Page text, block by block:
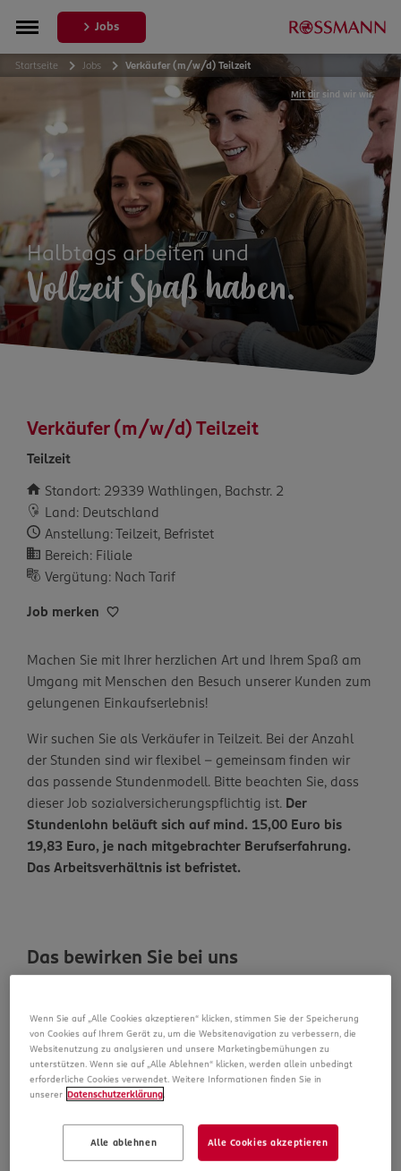
Jobs
Startseite Jobs Verkäufer (m/w/d) Teilzeit
Mit dir sind wir wir.
Halbtags arbeiten und
Vollzeit Spaß haben.
Verkäufer (m/w/d) Teilzeit
Teilzeit
Standort: 29339 Wathlingen, Bachstr. 2
Land: Deutschland
Anstellung: Teilzeit, Befristet
Bereich: Filiale
Vergütung: Nach Tarif
Job merken
Machen Sie mit Ihrer herzlichen Art und Ihrem Spaß am
Umgang mit Menschen den Besuch unserer Kunden zum
gelungenen Einkaufserlebnis!
Wir suchen Sie als Verkäufer in Teilzeit. Bei der Anzahl
der Stunden sind wir flexibel – gemeinsam finden wir
das passende Stundenmodell. Bitte beachten Sie, dass
dieser Job sozialversicherungspflichtig ist. Der
Stundenlohn beläuft sich auf mind. 15,00 Euro bis
19,83 Euro, je nach mitgebrachter Berufserfahrung.
Das Arbeitsverhältnis ist befristet.
Das bewirken Sie bei uns
Pflege der Regale
Das Abschließen des Einkaufserlebnisses unserer
Kunden an der Kasse
Eine freundliche und kompetente Beratung unserer
Das bringen Sie mit
Wenn Sie auf „Alle Cookies akzeptieren“ klicken, stimmen Sie der Speicherung
von Cookies auf Ihrem Gerät zu, um die Websitenavigation zu verbessern, die
Websitenutzung zu analysieren und unsere Marketingbemühungen zu
unterstützen. Wenn sie auf „Alle Ablehnen“ klicken, werden allein unbedingt
erforderliche Cookies verwendet. Weitere Informationen finden Sie in
unserer Datenschutzerklärung
Alle ablehnen Alle Cookies akzeptieren